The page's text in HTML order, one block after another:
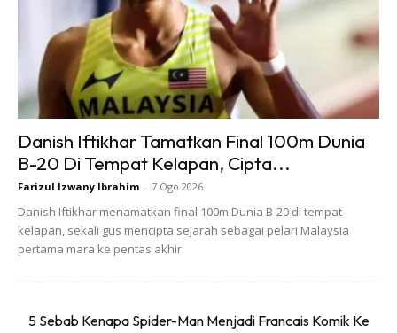
Danish Iftikhar Tamatkan Final 100m Dunia
B-20 Di Tempat Kelapan, Cipta...
Farizul Izwany Ibrahim - 7 Ogo 2026
Danish Iftikhar menamatkan final 100m Dunia B-20 di tempat
kelapan, sekali gus mencipta sejarah sebagai pelari Malaysia
pertama mara ke pentas akhir.
5 Sebab Kenapa Spider-Man Menjadi Francais Komik Ke